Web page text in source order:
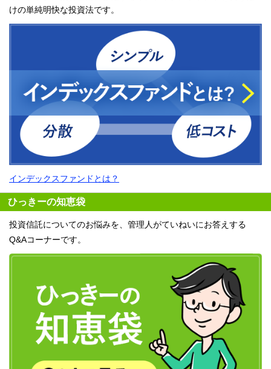
けの単純明快な投資法です。
インデックスファンドとは？
ひっきーの知恵袋
投資信託についてのお悩みを、管理人がていねいにお答えする
Q&Aコーナーです。